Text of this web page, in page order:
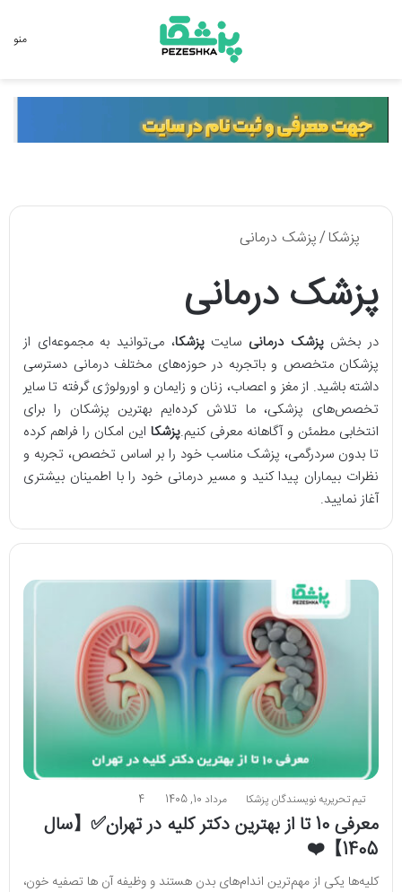
منو
پزشکا/پزشک درمانی
پزشک درمانی
در بخشپزشک درمانی سایتپزشکا، می‌توانید به مجموعه‌ای از
پزشکان متخصص و باتجربه در حوزه‌های مختلف درمانی دسترسی
داشته باشید. از مغز و اعصاب، زنان و زایمان و اورولوژی گرفته تا سایر
تخصص‌های پزشکی، ما تلاش کرده‌ایم بهترین پزشکان را برای
انتخابی مطمئن و آگاهانه معرفی کنیم.پزشکا این امکان را فراهم کرده
تا بدون سردرگمی، پزشک مناسب خود را بر اساس تخصص، تجربه و
نظرات بیماران پیدا کنید و مسیر درمانی خود را با اطمینان بیشتری
آغاز نمایید.
تیم تحریریه نویسندگان پزشکا مرداد 10, 1405 4
معرفی 10 تا از بهترین دکتر کلیه در تهران✅【سال
1405】❤️
کلیه‌ها یکی از مهم‌ترین اندام‌های بدن هستند و وظیفه آن ها تصفیه خون،